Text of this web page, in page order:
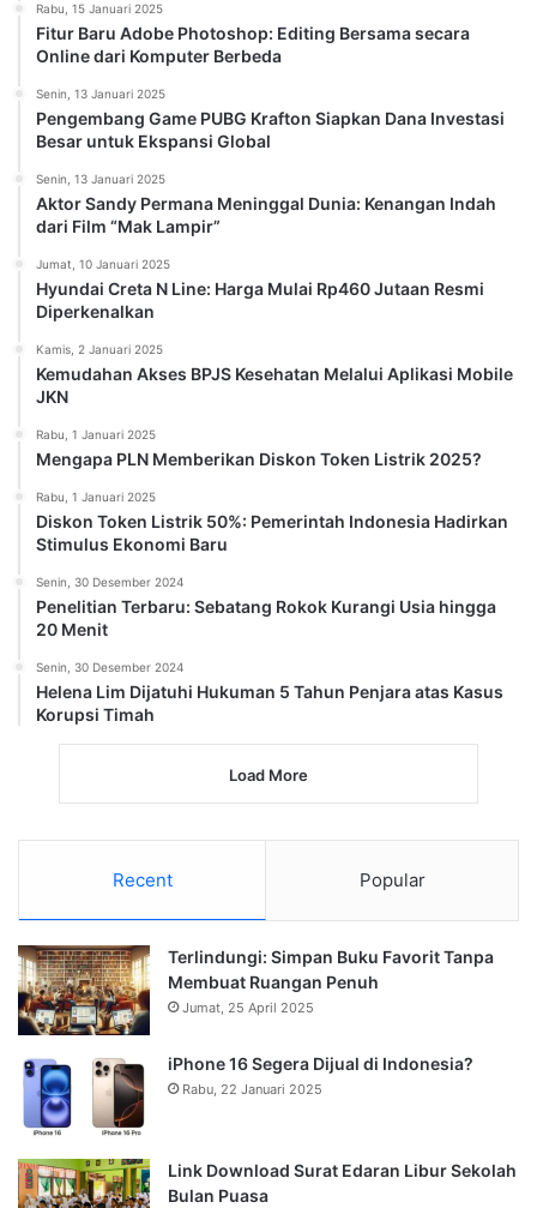
Rabu, 15 Januari 2025
Fitur Baru Adobe Photoshop: Editing Bersama secara
Online dari Komputer Berbeda
Senin, 13 Januari 2025
Pengembang Game PUBG Krafton Siapkan Dana Investasi
Besar untuk Ekspansi Global
Senin, 13 Januari 2025
Aktor Sandy Permana Meninggal Dunia: Kenangan Indah
dari Film “Mak Lampir”
Jumat, 10 Januari 2025
Hyundai Creta N Line: Harga Mulai Rp460 Jutaan Resmi
Diperkenalkan
Kamis, 2 Januari 2025
Kemudahan Akses BPJS Kesehatan Melalui Aplikasi Mobile
JKN
Rabu, 1 Januari 2025
Mengapa PLN Memberikan Diskon Token Listrik 2025?
Rabu, 1 Januari 2025
Diskon Token Listrik 50%: Pemerintah Indonesia Hadirkan
Stimulus Ekonomi Baru
Senin, 30 Desember 2024
Penelitian Terbaru: Sebatang Rokok Kurangi Usia hingga
20 Menit
Senin, 30 Desember 2024
Helena Lim Dijatuhi Hukuman 5 Tahun Penjara atas Kasus
Korupsi Timah
Load More
Recent Popular
Terlindungi: Simpan Buku Favorit Tanpa
Membuat Ruangan Penuh
Jumat, 25 April 2025
iPhone 16 Segera Dijual di Indonesia?
Rabu, 22 Januari 2025
Link Download Surat Edaran Libur Sekolah
Bulan Puasa